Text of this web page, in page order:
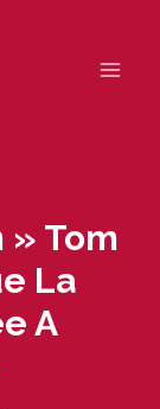
» Tom
La
A